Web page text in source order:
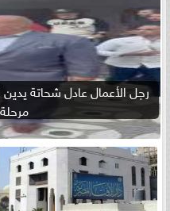
رجل الأعمال عادل شحاتة